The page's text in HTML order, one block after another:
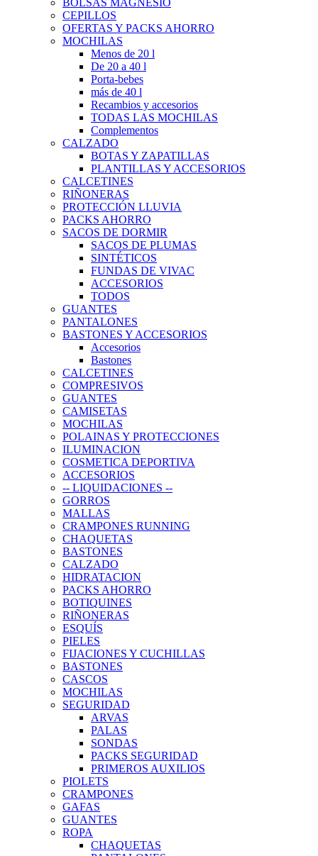
BOLSAS MAGNESIO
CEPILLOS
OFERTAS Y PACKS AHORRO
MOCHILAS
Menos de 20 l
De 20 a 40 l
Porta-bebes
más de 40 l
Recambios y accesorios
TODAS LAS MOCHILAS
Complementos
CALZADO
BOTAS Y ZAPATILLAS
PLANTILLAS Y ACCESORIOS
CALCETINES
RIÑONERAS
PROTECCIÓN LLUVIA
PACKS AHORRO
SACOS DE DORMIR
SACOS DE PLUMAS
SINTÉTICOS
FUNDAS DE VIVAC
ACCESORIOS
TODOS
GUANTES
PANTALONES
BASTONES Y ACCESORIOS
Accesorios
Bastones
CALCETINES
COMPRESIVOS
GUANTES
CAMISETAS
MOCHILAS
POLAINAS Y PROTECCIONES
ILUMINACION
COSMETICA DEPORTIVA
ACCESORIOS
-- LIQUIDACIONES --
GORROS
MALLAS
CRAMPONES RUNNING
CHAQUETAS
BASTONES
CALZADO
HIDRATACION
PACKS AHORRO
BOTIQUINES
RIÑONERAS
ESQUÍS
PIELES
FIJACIONES Y CUCHILLAS
BASTONES
CASCOS
MOCHILAS
SEGURIDAD
ARVAS
PALAS
SONDAS
PACKS SEGURIDAD
PRIMEROS AUXILIOS
PIOLETS
CRAMPONES
GAFAS
GUANTES
ROPA
CHAQUETAS